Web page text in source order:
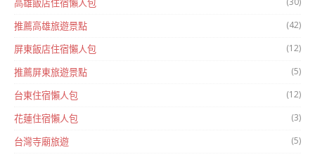
高雄飯店住宿懶人包
推薦高雄旅遊景點 (42)
屏東飯店住宿懶人包 (12)
推薦屏東旅遊景點 (5)
台東住宿懶人包 (12)
花蓮住宿懶人包 (3)
台灣寺廟旅遊 (5)